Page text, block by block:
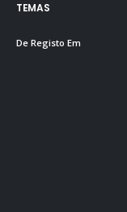
TEMAS
De Registo Em